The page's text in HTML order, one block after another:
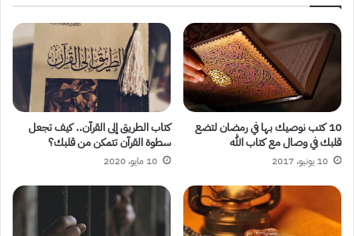
10 كتب نوصيك بها في رمضان لتضع
قلبك في وصال مع كتاب الله
10 يونيو، 2017
كتاب الطريق إلى القرآن.. كيف تجعل
سطوة القرآن تتمكن من قلبك؟
10 مايو، 2020